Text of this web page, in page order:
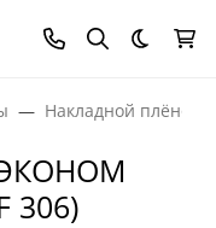
Темная
Накладной
ЭКОНОМ
306)